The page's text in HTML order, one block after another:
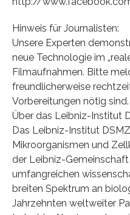
Hinweis für Journalisten:
Unsere Experten
neue Technologie im
Filmaufnahmen. Bitte
freundlicherweise
Vorbereitungen nötig sind.
Über das Leibniz-Institut
Das Leibniz-Institut
Mikroorganismen und
der Leibniz-
umfangreichen
breiten Spektrum an
Jahrzehnten weltweiter